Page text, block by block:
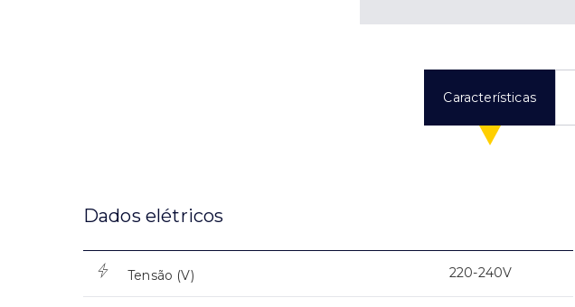
Características
Dados elétricos
Tensão (V) 220-240V